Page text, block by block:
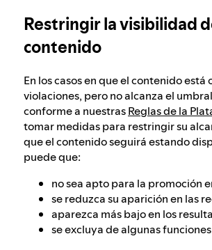
Restringir la visibilidad
contenido
En los casos en que el contenido
violaciones, pero no alcanza el
conforme a nuestrasReglas de la
tomar medidas para restringir su
que el contenido seguirá estando
puede que:
no sea apto para la promoción
se reduzca su aparición en las
aparezca más bajo en los
se excluya de algunas